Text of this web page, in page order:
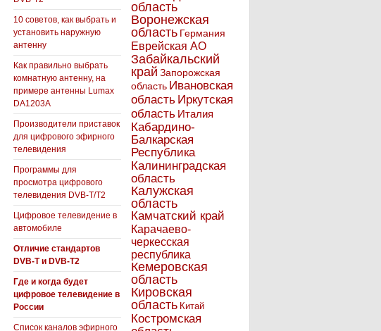
10 советов, как выбрать и
установить наружную
антенну
Как правильно выбрать
комнатную антенну, на
примере антенны Lumax
DA1203А
Производители приставок
для цифрового эфирного
телевидения
Программы для
просмотра цифрового
телевидения DVB-T/T2
Цифровое телевидение в
автомобиле
Отличие стандартов
DVB-T и DVB-T2
Где и когда будет
цифровое телевидение в
России
Список каналов эфирного
область
Воронежская
область Германия
Еврейская АО
Забайкальский
край Запорожская
область Ивановская
область Иркутская
область Италия
Кабардино-
Балкарская
Республика
Калининградская
область
Калужская
область
Камчатский край
Карачаево-
черкесская
республика
Кемеровская
область
Кировская
область Китай
Костромская